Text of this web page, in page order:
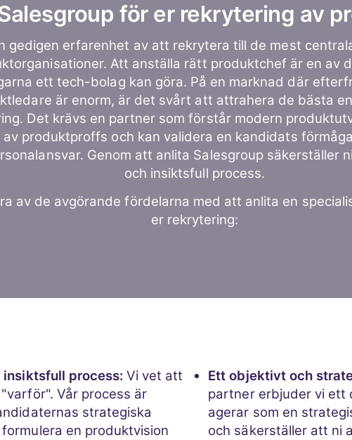
för er rekrytering av
gedigen erfarenhet av att rekrytera till de mest
Att anställa rätt produktchef är en av
ett tech-bolag kan göra. På en marknad där
är enorm, är det svårt att attrahera de bästa
Det krävs en partner som förstår modern
av produktproffs och kan validera en kandidats
Genom att anlita Salesgroup säkerställer
och insiktsfull process.
av de avgörande fördelarna med att anlita en
er rekrytering:
process: Vi vet att
Vår process är
strategiska
en produktvision
Ett objektivt och
partner erbjuder vi ett
agerar som en
och säkerställer att ni